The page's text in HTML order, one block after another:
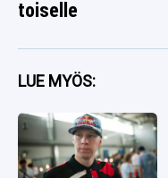
toiselle
LUE MYÖS: